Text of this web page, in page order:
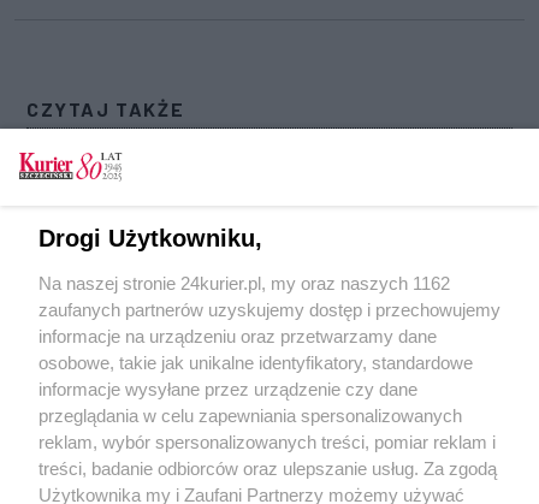
CZYTAJ TAKŻE
To najlepsze przestrzenie publiczne w
województwie zachodniopomorskim
Znamy laureatów konkursu „Aktywna gmina.
Aktywne osiedle. Aktywne sołectwo”
Nagrodzono sześć prac dyplomowych
związanych z regionem [GALERIA]
POGODA
13℃
Drogi Użytkowniku,
Na naszej stronie 24kurier.pl, my oraz naszych 1162
zaufanych partnerów uzyskujemy dostęp i przechowujemy
informacje na urządzeniu oraz przetwarzamy dane
osobowe, takie jak unikalne identyfikatory, standardowe
informacje wysyłane przez urządzenie czy dane
przeglądania w celu zapewniania spersonalizowanych
reklam, wybór spersonalizowanych treści, pomiar reklam i
treści, badanie odbiorców oraz ulepszanie usług. Za zgodą
Użytkownika my i Zaufani Partnerzy możemy używać